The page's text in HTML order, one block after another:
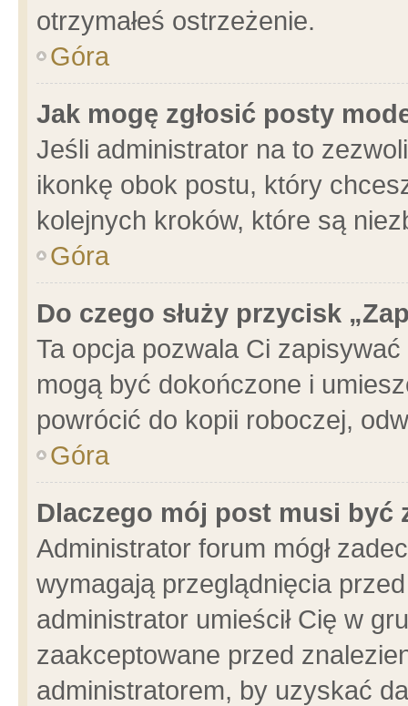
otrzymałeś ostrzeżenie.
Góra
Jak mogę zgłosić posty
Jeśli administrator na to
ikonkę obok postu, który
kolejnych kroków, które są
Góra
Do czego służy przycisk
Ta opcja pozwala Ci
mogą być dokończone i
powrócić do kopii roboczej,
Góra
Dlaczego mój post musi być
Administrator forum mógł
wymagają przeglądnięcia
administrator umieścił Cię w
zaakceptowane przed
administratorem, by uzyskać